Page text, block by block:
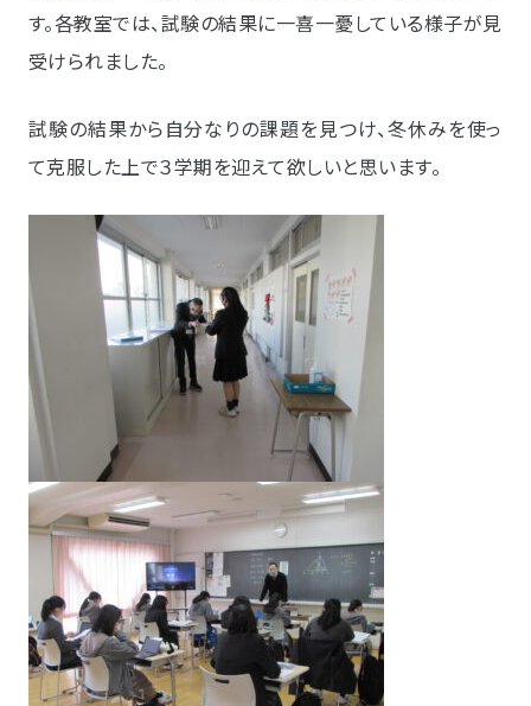
す。各教室では、試験の結果に一喜一憂している様子が見
受けられました。
試験の結果から自分なりの課題を見つけ、冬休みを使っ
て克服した上で３学期を迎えて欲しいと思います。